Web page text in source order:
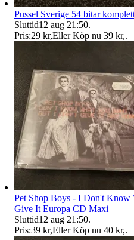
Pussel Sverige 54 bitar
Sluttid12 aug 21:50.
Pris:29 kr,Eller Köp nu 39 kr,.
Pet Shop Boys - I Don't Know
Give It Europa CD Maxi
Sluttid12 aug 21:50.
Pris:39 kr,Eller Köp nu 40 kr,.